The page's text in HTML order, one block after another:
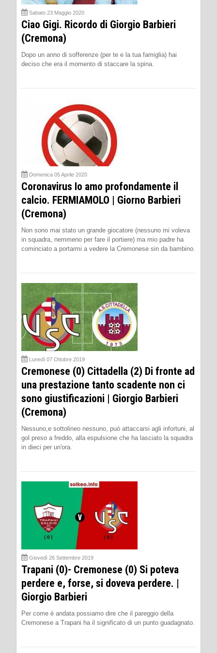
Sabato 23 Maggio 2020
Ciao Gigi. Ricordo di Giorgio Barbieri
(Cremona)
Dopo un anno di sofferenze (per te e la tua famiglia) hai
deciso che era il momento di staccare la spina.
Domenica 05 Aprile 2020
Coronavirus Io amo profondamente il
calcio. FERMIAMOLO | Giorno Barbieri
(Cremona)
Non sono mai stato un grande giocatore (nessuno mi voleva
in squadra, nemmeno per fare il portiere) ma mio padre ha
cominciato a portarmi a vedere la Cremonese sin da bambino.
Lunedì 07 Ottobre 2019
Cremonese (0) Cittadella (2) Di fronte ad
una prestazione tanto scadente non ci
sono giustificazioni | Giorgio Barbieri
(Cremona)
Nessuno,e sottolineo nessuno, può attaccarsi agli infortuni, al
gol preso a freddo, alla espulsione che ha lasciato la squadra
in dieci per un'ora.
Giovedì 26 Settembre 2019
Trapani (0)- Cremonese (0) Si poteva
perdere e, forse, si doveva perdere. |
Giorgio Barbieri
Per come è andata possiamo dire che il pareggio della
Cremonese a Trapani ha il significato di un punto guadagnato.